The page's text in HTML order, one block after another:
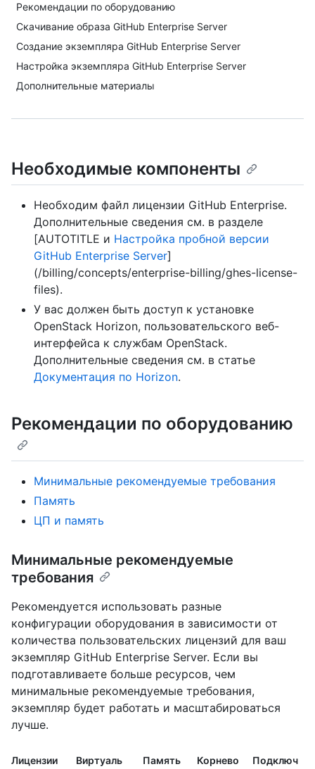
Рекомендации по оборудованию
Скачивание образа GitHub Enterprise Server
Создание экземпляра GitHub Enterprise Server
Настройка экземпляра GitHub Enterprise Server
Дополнительные материалы
Необходимые компоненты
Необходим файл лицензии GitHub Enterprise.
Дополнительные сведения см. в разделе
[AUTOTITLE и Настройка пробной версии
GitHub Enterprise Server]
(/billing/concepts/enterprise-billing/ghes-license-
files).
У вас должен быть доступ к установке
OpenStack Horizon, пользовательского веб-
интерфейса к службам OpenStack.
Дополнительные сведения см. в статье
Документация по Horizon.
Рекомендации по оборудованию
Минимальные рекомендуемые требования
Память
ЦП и память
Минимальные рекомендуемые
требования
Рекомендуется использовать разные
конфигурации оборудования в зависимости от
количества пользовательских лицензий для ваш
экземпляр GitHub Enterprise Server. Если вы
подготавливаете больше ресурсов, чем
минимальные рекомендуемые требования,
экземпляр будет работать и масштабироваться
лучше.
Лицензии
Виртуаль
Память
Корнево
Подключ